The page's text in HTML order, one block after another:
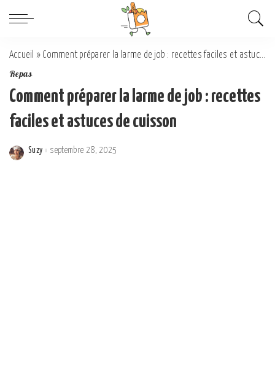
Accueil » Comment préparer la larme de job : recettes faciles et astuces de cuisson
Repas
Comment préparer la larme de job : recettes
faciles et astuces de cuisson
Posted
Suzy septembre 28, 2025